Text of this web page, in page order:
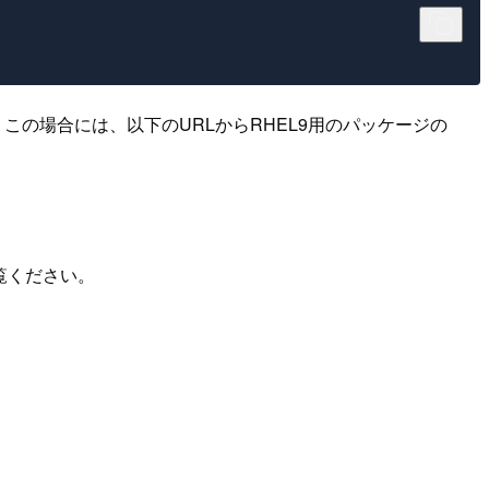
の場合には、以下のURLからRHEL9用のパッケージの
ださい。